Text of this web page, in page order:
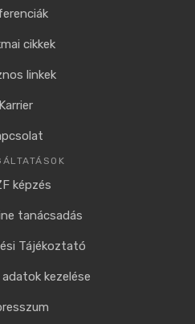
cikkek
linkek
Karrier
képzés
tanácsadás
Tájékoztató
kezelése